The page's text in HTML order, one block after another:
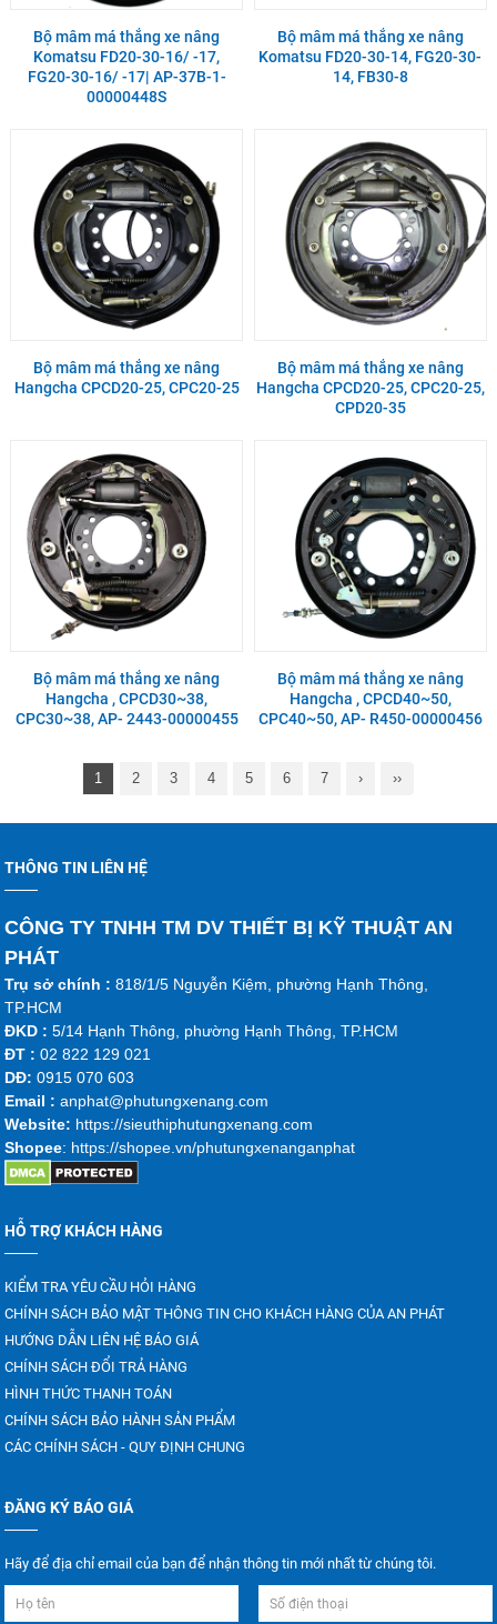
Bộ mâm má thắng xe nâng
Komatsu FD20-30-16/ -17,
FG20-30-16/ -17| AP-37B-1-
00000448S
Bộ mâm má thắng xe nâng
Komatsu FD20-30-14, FG20-30-
14, FB30-8
Bộ mâm má thắng xe nâng
Hangcha CPCD20-25, CPC20-25
Bộ mâm má thắng xe nâng
Hangcha CPCD20-25, CPC20-25,
CPD20-35
Bộ mâm má thắng xe nâng
Hangcha , CPCD30~38,
CPC30~38, AP- 2443-00000455
Bộ mâm má thắng xe nâng
Hangcha , CPCD40~50,
CPC40~50, AP- R450-00000456
1 2 3 4 5 6 7 › ››
THÔNG TIN LIÊN HỆ
CÔNG TY TNHH TM DV THIẾT BỊ KỸ THUẬT AN
PHÁT
Trụ sở chính : 818/1/5 Nguyễn Kiệm, phường Hạnh Thông,
TP.HCM
ĐKD :5/14 Hạnh Thông, phường Hạnh Thông, TP.HCM
ĐT : 02 822 129 021
DĐ:0915 070 603
Email :anphat@phutungxenang.com
Website: https://sieuthiphutungxenang.com
Shopee: https://shopee.vn/phutungxenanganphat
HỖ TRỢ KHÁCH HÀNG
KIỂM TRA YÊU CẦU HỎI HÀNG
CHÍNH SÁCH BẢO MẬT THÔNG TIN CHO KHÁCH HÀNG CỦA AN PHÁT
HƯỚNG DẪN LIÊN HỆ BÁO GIÁ
CHÍNH SÁCH ĐỔI TRẢ HÀNG
HÌNH THỨC THANH TOÁN
CHÍNH SÁCH BẢO HÀNH SẢN PHẨM
CÁC CHÍNH SÁCH - QUY ĐỊNH CHUNG
ĐĂNG KÝ BÁO GIÁ
Hãy để địa chỉ email của bạn để nhận thông tin mới nhất từ chúng tôi.